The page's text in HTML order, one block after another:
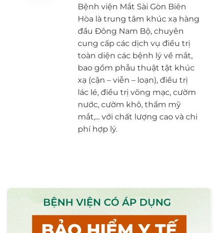
Bệnh viện Mắt Sài Gòn Biên
Hòa là trung tâm khúc xạ hàng
đầu Đông Nam Bộ, chuyên
cung cấp các dịch vụ điều trị
toàn diện các bệnh lý về mắt,
bao gồm phẫu thuật tật khúc
xạ (cận – viễn – loạn), điều trị
lác lé, điều trị võng mạc, cườm
nước, cườm khô, thẩm mỹ
mắt,... với chất lượng cao và chi
phí hợp lý.